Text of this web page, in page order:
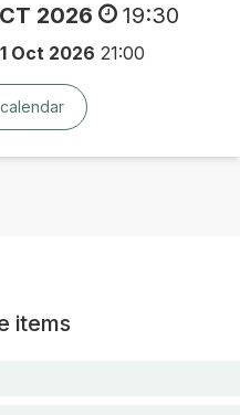
2026 19:30
Oct 2026 21:00
items